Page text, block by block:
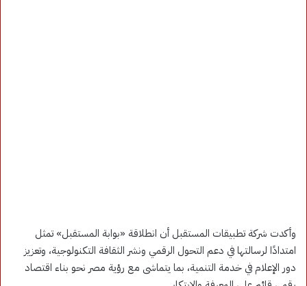
وأكدت شركة تطبيقات المستقبل أن انطلاقة «بوابة المستقبل» تمثل
امتدادًا لرسالتها في دعم التحول الرقمي ونشر الثقافة التكنولوجية، وتعزيز
دور الإعلام في خدمة التنمية، بما يتماشى مع رؤية مصر نحو بناء اقتصاد